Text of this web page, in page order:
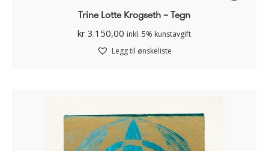
Trine Lotte Krogseth – Tegn
kr 3.150,00 inkl. 5% kunstavgift
Legg til ønskeliste